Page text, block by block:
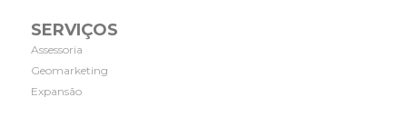
SERVIÇOS
Assessoria
Geomarketing
Expansão